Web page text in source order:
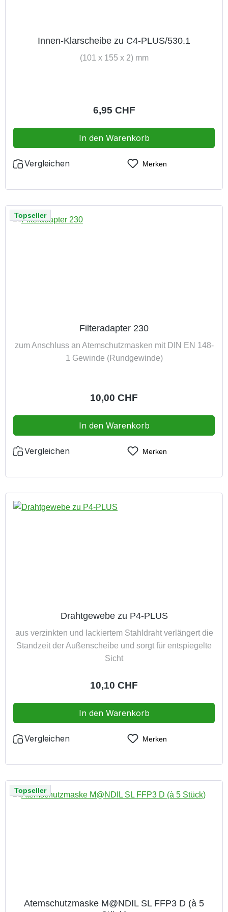
Innen-Klarscheibe zu C4-PLUS/530.1
(101 x 155 x 2) mm
Regulärer Preis:
6,95 CHF
In den Warenkorb
Vergleichen Merken
Topseller
Filteradapter 230
zum Anschluss an Atemschutzmasken mit DIN EN 148-
1 Gewinde (Rundgewinde)
Regulärer Preis:
10,00 CHF
In den Warenkorb
Vergleichen Merken
Drahtgewebe zu P4-PLUS
aus verzinkten und lackiertem Stahldraht verlängert die
Standzeit der Außenscheibe und sorgt für entspiegelte
Sicht
Regulärer Preis:
10,10 CHF
In den Warenkorb
Vergleichen Merken
Topseller
Atemschutzmaske M@NDIL SL FFP3 D (à 5